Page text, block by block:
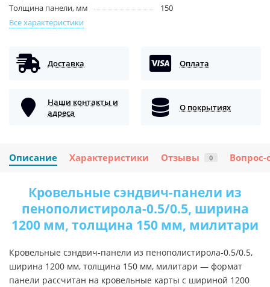
Толщина панели, мм
150
Все характеристики
Доставка Оплата
Наши контакты и
адреса
О покрытиях
Описание Характеристики Отзывы 0 Вопрос-
Кровельные сэндвич-панели из
пенополистирола-0.5/0.5, ширина
1200 мм, толщина 150 мм, милитари
Кровельные сэндвич-панели из пенополистирола-0.5/0.5,
ширина 1200 мм, толщина 150 мм, милитари — формат
панели рассчитан на кровельные карты с шириной 1200